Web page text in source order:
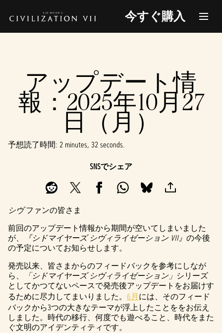
今すぐ購入
アップデート情
報：2025年10月27
日（月）
予想読了時間 2 minutes, 32 seconds
SNSでシェア
シヴファンの皆さま
前回のアップデート情報から期間が空いてしまいました
が、
『シドマイヤーズ シヴィライゼーション VII』 の今後
の予定についてお知らせします。
発売以来、皆さまからのフィードバックを参考にしなが
ら、
「シドマイヤーズ シヴィライゼーション」 シリーズ
としてかつてないペースで発売後アップデートをお届けす
るために尽力してまいりました。 6月には、そのフィード
バックから3つの大きなテーマが浮上したことををお伝え
しました。時代の移行、何度でも遊べること、時代をまた
ぐ文明のアイデンティティです。